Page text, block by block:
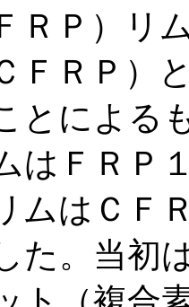
ＲＰ）リ
ＦＲＰ）
とによる
はＦＲＰ
ムはＣＦ
た。当初